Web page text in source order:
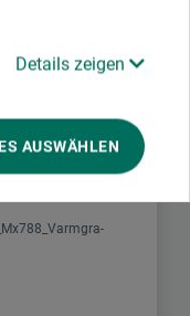
Details zeigen
AUSWÄHLEN